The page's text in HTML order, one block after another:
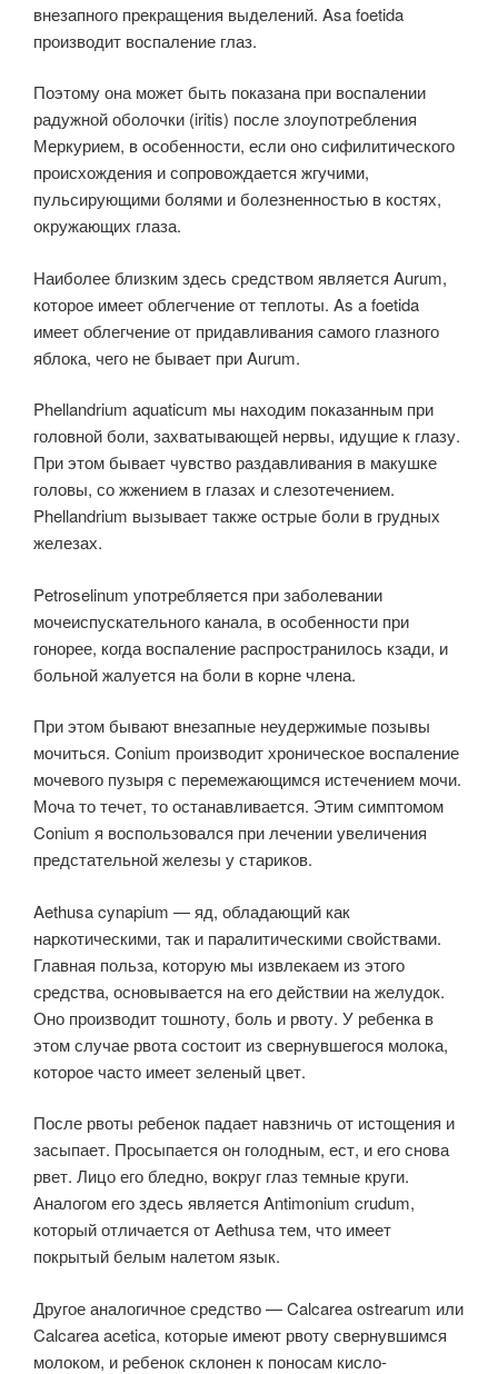
внезапного прекращения выделений. Asa foetida
производит воспаление глаз.
Поэтому она может быть показана при воспалении
радужной оболочки (iritis) после злоупотребления
Меркурием, в особенности, если оно сифилитического
происхождения и сопровождается жгучими,
пульсирующими болями и болезненностью в костях,
окружающих глаза.
Наиболее близким здесь средством является Aurum,
которое имеет облегчение от теплоты. As a foetida
имеет облегчение от придавливания самого глазного
яблока, чего не бывает при Aurum.
Phellandrium aquaticum мы находим показанным при
головной боли, захватывающей нервы, идущие к глазу.
При этом бывает чувство раздавливания в макушке
головы, со жжением в глазах и слезотечением.
Phellandrium вызывает также острые боли в грудных
железах.
Petroselinum употребляется при заболевании
мочеиспускательного канала, в особенности при
гонорее, когда воспаление распространилось кзади, и
больной жалуется на боли в корне члена.
При этом бывают внезапные неудержимые позывы
мочиться. Conium производит хроническое воспаление
мочевого пузыря с перемежающимся истечением мочи.
Моча то течет, то останавливается. Этим симптомом
Conium я воспользовался при лечении увеличения
предстательной железы у стариков.
Aethusa cynapium — яд, обладающий как
наркотическими, так и паралитическими свойствами.
Главная польза, которую мы извлекаем из этого
средства, основывается на его действии на желудок.
Оно производит тошноту, боль и рвоту. У ребенка в
этом случае рвота состоит из свернувшегося молока,
которое часто имеет зеленый цвет.
После рвоты ребенок падает навзничь от истощения и
засыпает. Просыпается он голодным, ест, и его снова
рвет. Лицо его бледно, вокруг глаз темные круги.
Аналогом его здесь является Antimonium crudum,
который отличается от Aethusa тем, что имеет
покрытый белым налетом язык.
Другое аналогичное средство — Calcarea ostrearum или
Calcarea acetica, которые имеют рвоту свернувшимся
молоком, и ребенок склонен к поносам кисло-